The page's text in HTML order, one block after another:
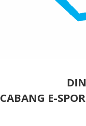
CABANG E-